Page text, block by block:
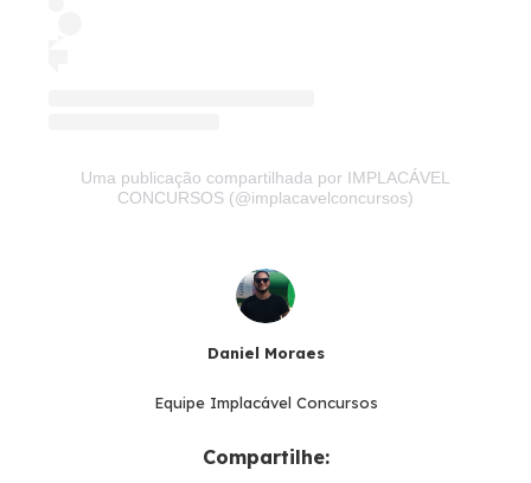
Uma publicação compartilhada por IMPLACÁVEL
CONCURSOS (@implacavelconcursos)
Daniel Moraes
Equipe Implacável Concursos
Compartilhe: